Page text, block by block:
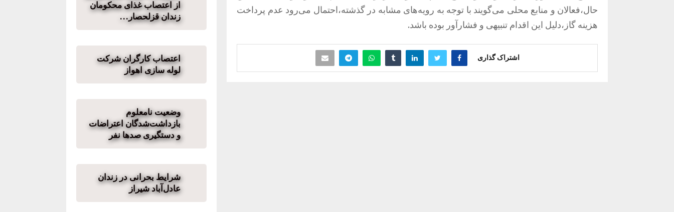
حال،فعالان و منابع محلی می‌گویند با توجه به رویه‌های مشابه در گذشته،احتمال می‌رود عدم پرداخت
هزینه گاز،دلیل این اقدام تنبیهی و فشارآور بوده باشد.
اشتراک گذاری
از اعتصاب غذای محکومان
زندان قزلحصار…
اعتصاب کارگران شرکت
لوله سازی اهواز
وضعیت نامعلوم
بازداشت‌شدگان اعتراضات
و دستگیری صدها نفر
شرایط بحرانی در زندان
عادل‌آباد شیراز